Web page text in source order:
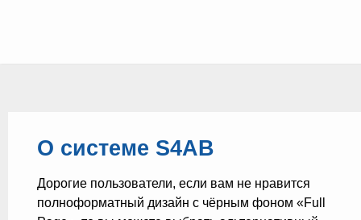
О системе S4AB
Дорогие пользователи, если вам не нравится
полноформатный дизайн с чёрным фоном «Full